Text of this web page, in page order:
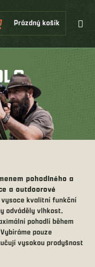
NÁKUPNÍ
KOŠÍK
Prázdný košík
pohodlného a
a outdoorové
kvalitní funkční
odváděly vlhkost,
pohodlí během
pouze
vysokou prodyšnost